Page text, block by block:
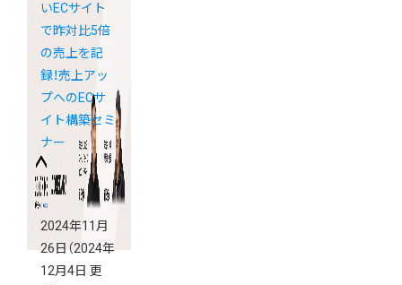
いECサイト
で昨対比5倍
の売上を記
録！売上アッ
プへのECサ
イト構築セミ
ナー
2024年11月
26日（2024年
12月4日 更